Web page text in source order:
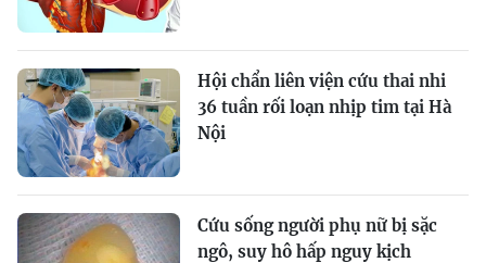
Hội chẩn liên viện cứu thai nhi
36 tuần rối loạn nhịp tim tại Hà
Nội
Cứu sống người phụ nữ bị sặc
ngô, suy hô hấp nguy kịch